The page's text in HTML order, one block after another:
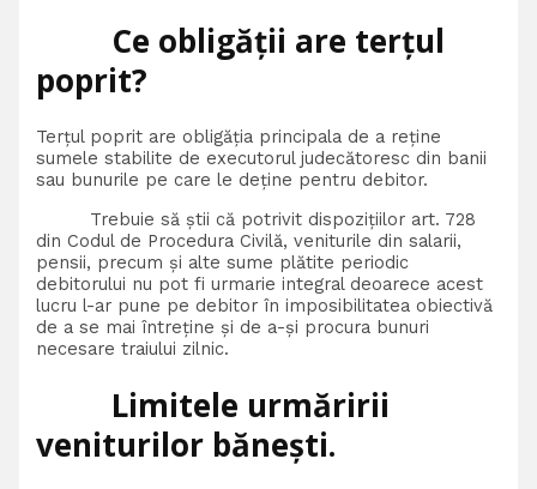
Ce obligății are terțul
poprit?
Terțul poprit are obligăția principala de a reține
sumele stabilite de executorul judecătoresc din banii
sau bunurile pe care le deține pentru debitor.
Trebuie să știi că potrivit dispozițiilor art. 728
din Codul de Procedura Civilă, veniturile din salarii,
pensii, precum și alte sume plătite periodic
debitorului nu pot fi urmarie integral deoarece acest
lucru l-ar pune pe debitor în imposibilitatea obiectivă
de a se mai întreține și de a-și procura bunuri
necesare traiului zilnic.
Limitele urmăririi
veniturilor bănești.